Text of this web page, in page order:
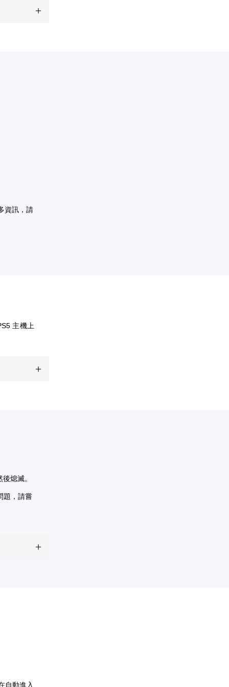
資訊，請
主機上
熄滅。
題，請嘗
自動進入